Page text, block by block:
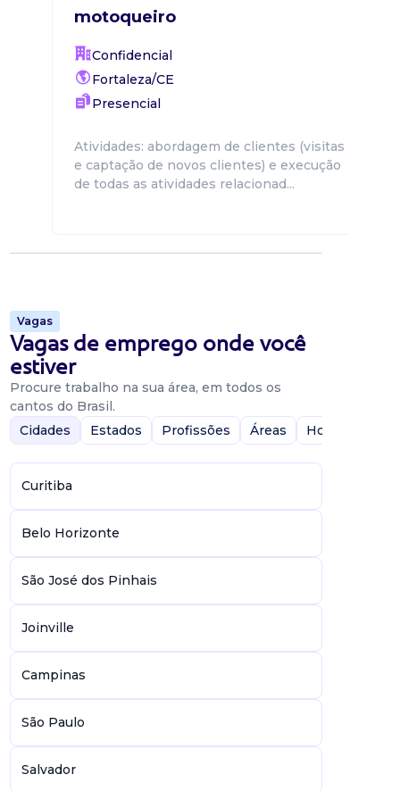
motoqueiro
Confidencial
Fortaleza/CE
Presencial
Atividades: abordagem de clientes (visitas
e captação de novos clientes) e execução
de todas as atividades relacionad...
Vagas
Vagas de emprego onde você
estiver
Procure trabalho na sua área, em todos os
cantos do Brasil.
Cidades
Estados Profissões Áreas Home-Office
Curitiba
Belo Horizonte
São José dos Pinhais
Joinville
Campinas
São Paulo
Salvador